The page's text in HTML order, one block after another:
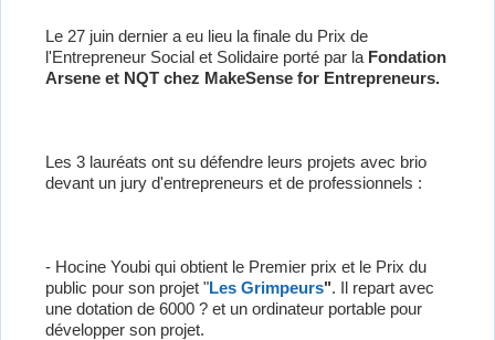
Le 27 juin dernier a eu lieu la finale du Prix de
l'Entrepreneur Social et Solidaire porté par la Fondation
Arsene et NQT chez MakeSense for Entrepreneurs.
Les 3 lauréats ont su défendre leurs projets avec brio
devant un jury d'entrepreneurs et de professionnels :
- Hocine Youbi qui obtient le Premier prix et le Prix du
public pour son projet "Les Grimpeurs". Il repart avec
une dotation de 6000 ? et un ordinateur portable pour
développer son projet.